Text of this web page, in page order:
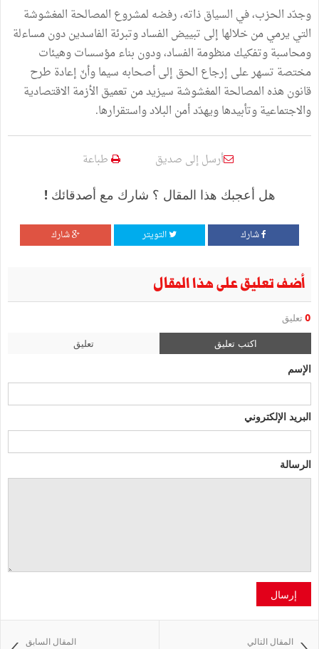
وجدّد الحزب، في السياق ذاته، رفضه لمشروع المصالحة المغشوشة
التي يرمي من خلالها إلى تبييض الفساد وتبرئة الفاسدين دون مساءلة
ومحاسبة وتفكيك منظومة الفساد، ودون بناء مؤسسات وهيئات
مختصة تسهر على إرجاع الحق إلى أصحابه سيما وأنّ إعادة طرح
قانون هذه المصالحة المغشوشة سيزيد من تعميق الأزمة الاقتصادية
والاجتماعية وتأبيدها ويهدّد أمن البلاد واستقرارها.
أرسل إلى صديق طباعة
هل أعجبك هذا المقال ؟ شارك مع أصدقائك !
شارك التويتر شارك
أضف تعليق على هذا المقال
0 تعليق
اكتب تعليق تعليق
الإسم
البريد الإلكتروني
الرسالة
إرسال
المقال السابق المقال التالي